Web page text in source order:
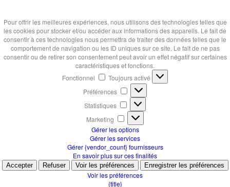
Pour offrir les meilleures expériences, nous utilisons des technologies telles que
les cookies pour stocker et/ou accéder aux informations des appareils. Le fait de
consentir à ces technologies nous permettra de traiter des données telles que le
comportement de navigation ou les ID uniques sur ce site. Le fait de ne pas
consentir ou de retirer son consentement peut avoir un effet négatif sur certaines
caractéristiques et fonctions.
Fonctionnel
Toujours activé
Préférences
Préférences
Statistiques Statistiques
Marketing
Marketing
Gérer les options
Gérer les services
Gérer {vendor_count} fournisseurs
En savoir plus sur ces finalités
Accepter Refuser Voir les préférences Enregistrer les préférences
Voir les préférences
{title}